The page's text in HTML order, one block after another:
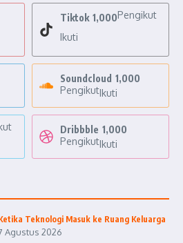
Tiktok 1,000Pengikut
Ikuti
Soundcloud 1,000
PengikutIkuti
Dribbble 1,000
PengikutIkuti
Teknologi Masuk ke Ruang Keluarga
Agustus 2026